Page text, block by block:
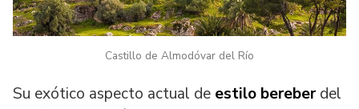
Castillo de Almodóvar del Río
Su exótico aspecto actual de estilo bereberdel